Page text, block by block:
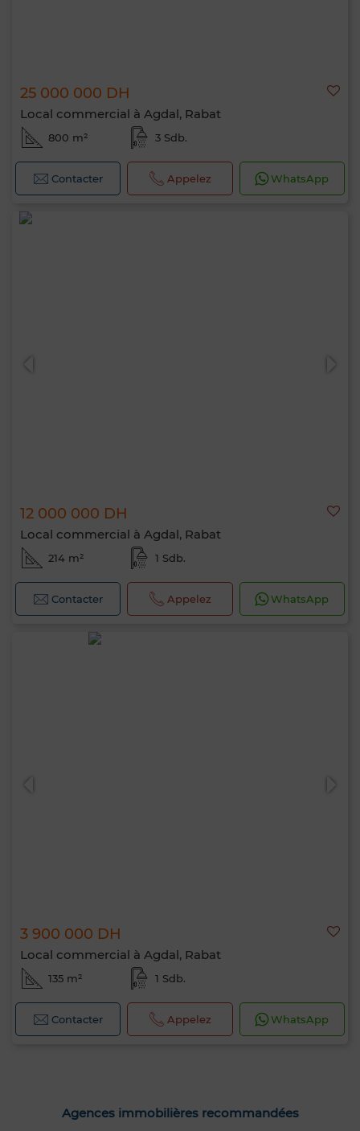
25 000 000 DH
Local commercial à Agdal, Rabat
800 m² 3 Sdb.
Contacter Appelez WhatsApp
12 000 000 DH
Local commercial à Agdal, Rabat
214 m² 1 Sdb.
Contacter Appelez WhatsApp
3 900 000 DH
Local commercial à Agdal, Rabat
135 m² 1 Sdb.
Contacter Appelez WhatsApp
Agences immobilières recommandées